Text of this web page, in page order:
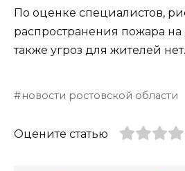
По оценке специалистов,
распространения пожара на
также угроз для жителей нет.
новости ростовской области
Оцените статью